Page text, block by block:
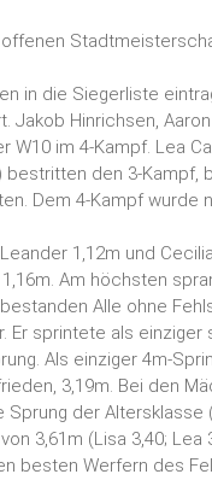
in die Siegerliste
Jakob Hinrichsen,
im 4-Kampf. Lea
bestritten den 3-Kampf,
Dem 4-Kampf wurde
1,12m und
Am höchsten
Alle ohne
sprintete als einziger
Als einziger 4m-
3,19m. Bei den
der Altersklasse
3,61m (Lisa 3,40; Lea
besten Werfern des